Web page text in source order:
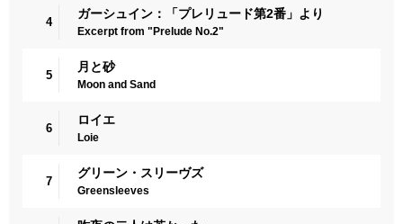
4
ガーシュイン：「プレリュード第2番」より
Excerpt from "Prelude No.2"
5
月と砂
Moon and Sand
6
ロイエ
Loie
7
グリーン・スリーヴズ
Greensleeves